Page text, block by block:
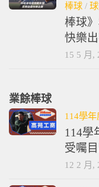
棒球 /
棒球
快樂
15 5 月,
業餘棒球
114學
114學
受囑
12 2 月,